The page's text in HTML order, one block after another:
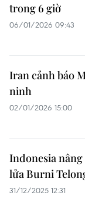
trong 6 giờ
06/01/2026 09:43
Iran cảnh báo
ninh
02/01/2026 15:00
Indonesia
lửa Burni
31/12/2025 12:31